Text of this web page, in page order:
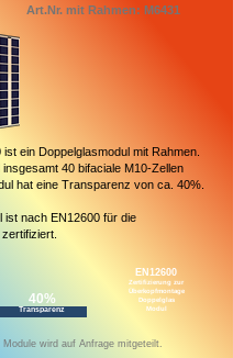
Art.Nr. mit Rahmen: M6431
ein Doppelglasmodul mit Rahmen.
insgesamt 40 bifaciale M10-Zellen
hat eine Transparenz von ca. 40%.
ist nach EN12600 für die
EN12600
Zertifizierung zur
Überkopfmontage
Doppelglas
Modul
40%
Transparenz
Module wird auf Anfrage mitgeteilt.